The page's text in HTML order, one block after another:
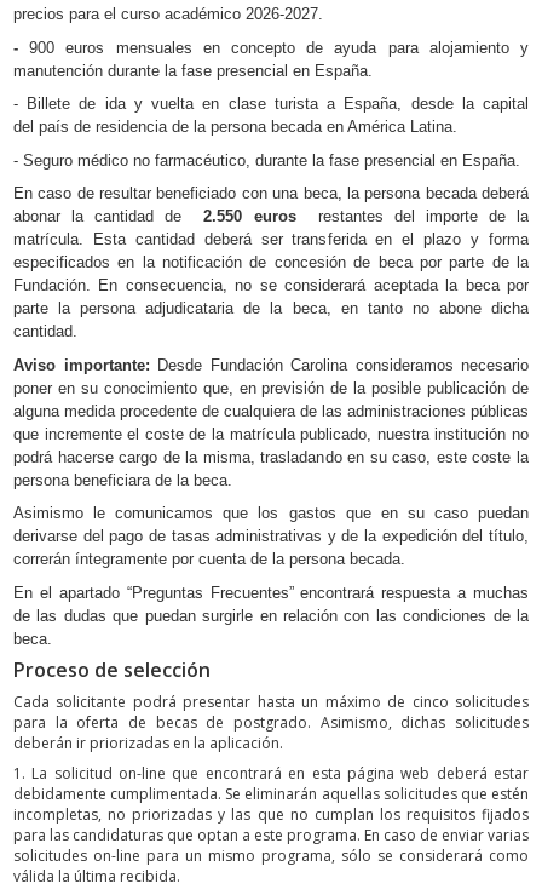
precios para el curso académico 2026-2027.
- 900 euros mensuales en concepto de ayuda para alojamiento y
manutención durante la fase presencial en España.
- Billete de ida y vuelta en clase turista a España, desde la capital
del país de residencia de la persona becada en América Latina.
- Seguro médico no farmacéutico, durante la fase presencial en España.
En caso de resultar beneficiado con una beca, la persona becada deberá
abonar la cantidad de2.550 eurosrestantes del importe de la
matrícula. Esta cantidad deberá ser transferida en el plazo y forma
especificados en la notificación de concesión de beca por parte de la
Fundación. En consecuencia, no se considerará aceptada la beca por
parte la persona adjudicataria de la beca, en tanto no abone dicha
cantidad.
Aviso importante: Desde Fundación Carolina consideramos necesario
poner en su conocimiento que, en previsión de la posible publicación de
alguna medida procedente de cualquiera de las administraciones públicas
que incremente el coste de la matrícula publicado, nuestra institución no
podrá hacerse cargo de la misma, trasladando en su caso, este coste la
persona beneficiara de la beca.
Asimismo le comunicamos que los gastos que en su caso puedan
derivarse del pago de tasas administrativas y de la expedición del título,
correrán íntegramente por cuenta de la persona becada.
En el apartado “Preguntas Frecuentes” encontrará respuesta a muchas
de las dudas que puedan surgirle en relación con las condiciones de la
beca.
Proceso de selección
Cada solicitante podrá presentar hasta un máximo de cinco solicitudes
para la oferta de becas de postgrado. Asimismo, dichas solicitudes
deberán ir priorizadas en la aplicación.
1. La solicitud on-line que encontrará en esta página web deberá estar
debidamente cumplimentada. Se eliminarán aquellas solicitudes que estén
incompletas, no priorizadas y las que no cumplan los requisitos fijados
para las candidaturas que optan a este programa. En caso de enviar varias
solicitudes on-line para un mismo programa, sólo se considerará como
válida la última recibida.